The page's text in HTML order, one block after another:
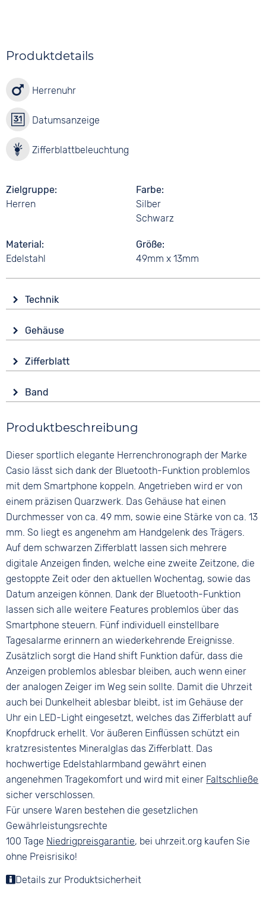
Produktdetails
Herrenuhr
Datumsanzeige
Zifferblattbeleuchtung
Zielgruppe
Herren
Farbe
Silber
Schwarz
Material
Edelstahl
Größe
49mm x 13mm
Technik
Batterie (Quarz)
Funktionen
Alarm
Datumsanzeige
Stoppuhr
Zifferblattbeleuchtung
Gehäuse
Mineralglas
Form
Rund
Material
Farbe
Schwarz
Zifferblatt
Ana-Digital
Schwarz
Ziffern
Keine
Band
Silber
Material
Edelstahl
Bandschließe
Faltschließe
Produktbeschreibung
Dieser sportlich elegante Herrenchronograph der Marke
Casio lässt sich dank der Bluetooth-Funktion problemlos
mit dem Smartphone koppeln. Angetrieben wird er von
einem präzisen Quarzwerk. Das Gehäuse hat einen
Durchmesser von ca. 49 mm, sowie eine Stärke von ca. 13
mm. So liegt es angenehm am Handgelenk des Trägers.
Auf dem schwarzen Zifferblatt lassen sich mehrere
digitale Anzeigen finden, welche eine zweite Zeitzone, die
gestoppte Zeit oder den aktuellen Wochentag, sowie das
Datum anzeigen können. Dank der Bluetooth-Funktion
lassen sich alle weitere Features problemlos über das
Smartphone steuern. Fünf individuell einstellbare
Tagesalarme erinnern an wiederkehrende Ereignisse.
Zusätzlich sorgt die Hand shift Funktion dafür, dass die
Anzeigen problemlos ablesbar bleiben, auch wenn einer
der analogen Zeiger im Weg sein sollte. Damit die Uhrzeit
auch bei Dunkelheit ablesbar bleibt, ist im Gehäuse der
Uhr ein LED-Light eingesetzt, welches das Zifferblatt auf
Knopfdruck erhellt. Vor äußeren Einflüssen schützt ein
kratzresistentes Mineralglas das Zifferblatt. Das
hochwertige Edelstahlarmband gewährt einen
angenehmen Tragekomfort und wird mit einer Faltschließe
sicher verschlossen.
Für unsere Waren bestehen die gesetzlichen
Gewährleistungsrechte
100 Tage Niedrigpreisgarantie, bei uhrzeit.org kaufen Sie
ohne Preisrisiko!
Details zur Produktsicherheit